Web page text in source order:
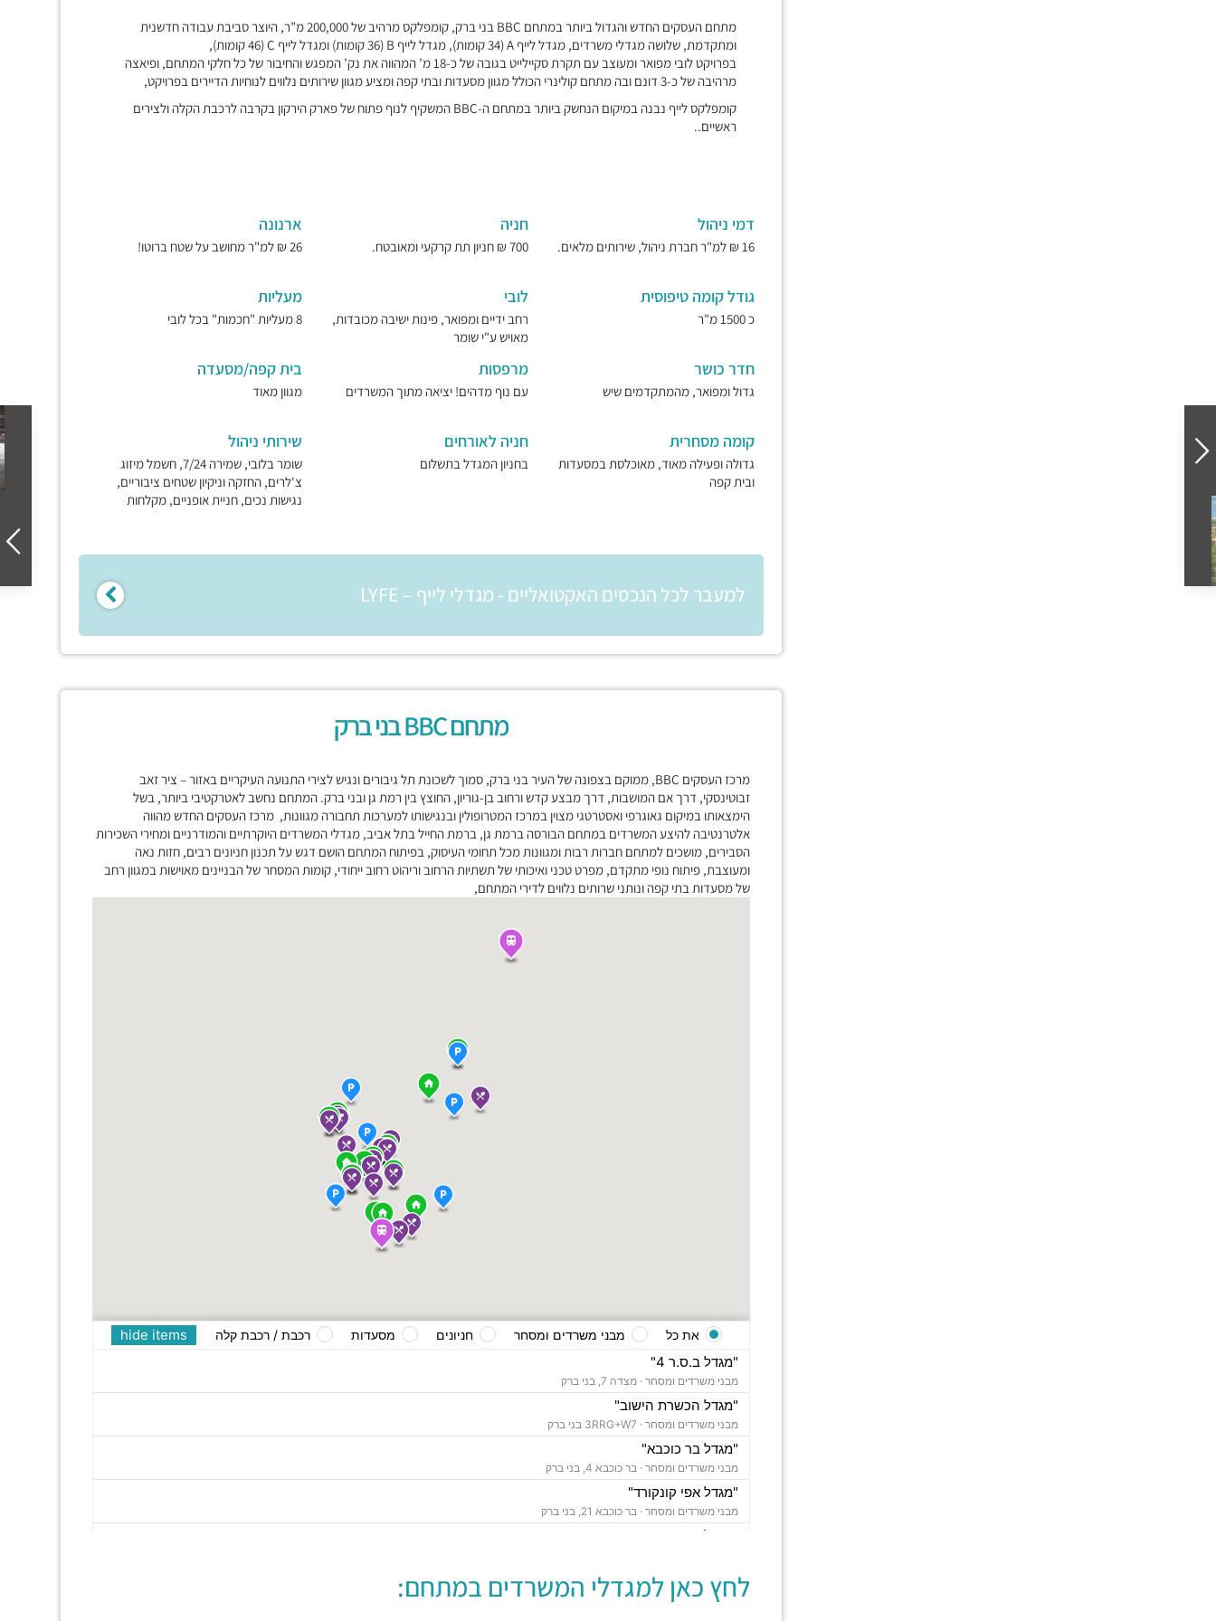
מתחם העסקים החדש והגדול ביותר במתחם BBC בני ברק, קומפלקס מרהיב של 200,000 מ”ר, היוצר סביבת עבודה חדשנית
ומתקדמת, שלושה מגדלי משרדים, מגדל לייף A (34 קומות), מגדל לייף B (36 קומות) ומגדל לייף C (46 קומות),
בפרויקט לובי מפואר ומעוצב עם תקרת סקיילייט בגובה של כ-18 מ’ המהווה את נק’ המפגש והחיבור של כל חלקי המתחם, ופיאצה
מרהיבה של כ-3 דונם ובה מתחם קולינרי הכולל מגוון מסעדות ובתי קפה ומציע מגוון שירותים נלווים לנוחיות הדיירים בפרויקט,
קומפלקס לייף נבנה במיקום הנחשק ביותר במתחם ה-BBC המשקיף לנוף פתוח של פארק הירקון בקרבה לרכבת הקלה ולצירים
ראשיים..
דמי ניהול
16 ₪ למ"ר חברת ניהול, שירותים מלאים.
חניה
700 ₪ חניון תת קרקעי ומאובטח.
ארנונה
26 ₪ למ"ר מחושב על שטח ברוטו!
גודל קומה טיפוסית
כ 1500 מ"ר
לובי
רחב ידיים ומפואר, פינות ישיבה מכובדות,
מאויש ע"י שומר
מעליות
8 מעליות "חכמות" בכל לובי
חדר כושר
גדול ומפואר, מהמתקדמים שיש
מרפסות
עם נוף מדהים! יציאה מתוך המשרדים
בית קפה/מסעדה
מגוון מאוד
קומה מסחרית
גדולה ופעילה מאוד, מאוכלסת במסעדות
ובית קפה
חניה לאורחים
בחניון המגדל בתשלום
שירותי ניהול
שומר בלובי, שמירה 7/24, חשמל מיזוג
צ'לרים, החזקה וניקיון שטחים ציבוריים,
נגישות נכים, חניית אופניים, מקלחות
למעבר לכל הנכסים האקטואליים - מגדלי לייף – LYFE
מתחם BBC בני ברק
מרכז העסקים BBC, ממוקם בצפונה של העיר בני ברק, סמוך לשכונת תל גיבורים ונגיש לצירי התנועה העיקריים באזור – ציר זאב
זבוטינסקי, דרך אם המושבות, דרך מבצע קדש ורחוב בן-גוריון, החוצץ בין רמת גן ובני ברק. המתחם נחשב לאטרקטיבי ביותר, בשל
הימצאותו במיקום גאוגרפי ואסטרטגי מצוין במרכז המטרופולין ובנגישותו למערכות תחבורה מגוונות, מרכז העסקים החדש מהווה
אלטרנטיבה להיצע המשרדים במתחם הבורסה ברמת גן, ברמת החייל בתל אביב, מגדלי המשרדים היוקרתיים והמודרניים ומחירי השכירות
הסבירים, מושכים למתחם חברות רבות ומגוונות מכל תחומי העיסוק, בפיתוח המתחם הושם דגש על תכנון חניונים רבים, חזות נאה
ומעוצבת, פיתוח נופי מתקדם, מפרט טכני ואיכותי של תשתיות הרחוב וריהוט רחוב ייחודי, קומות המסחר של הבניינים מאוישות במגוון רחב
של מסעדות בתי קפה ונותני שרותים נלווים לדירי המתחם,
"מגדל ב.ס.ר 4"
מבני משרדים ומסחר · מצדה 7, בני ברק
"מגדל הכשרת הישוב"
מבני משרדים ומסחר ·
"מגדל בר כוכבא"
מבני משרדים ומסחר · בר כוכבא 4, בני ברק
"מגדל אפי קונקורד"
מבני משרדים ומסחר · בר כוכבא 21, בני ברק
"מגדל צ'מפיון"
"בית סלע"
מבני משרדים ומסחר ·ברוך הירש 14, בני ברק
hide items את כל מבני משרדים ומסחר חניונים מסעדות רכבת / רכבת קלה
לחץ כאן למגדלי המשרדים במתחם: